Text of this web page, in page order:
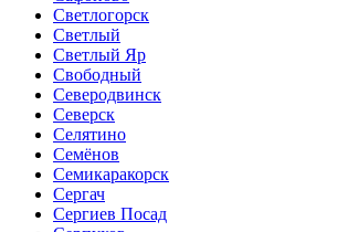
Светлогорск
Светлый
Светлый Яр
Свободный
Северодвинск
Северск
Селятино
Семёнов
Семикаракорск
Сергач
Сергиев Посад